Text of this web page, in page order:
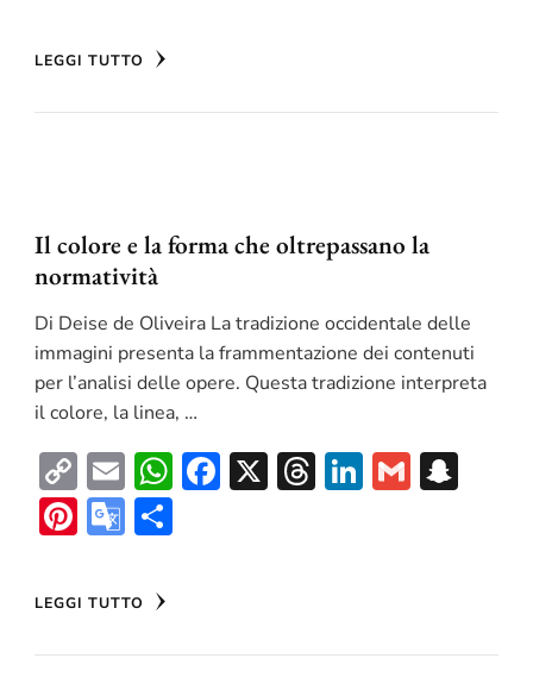
LEGGI TUTTO
Il colore e la forma che oltrepassano la
normatività
Di Deise de Oliveira La tradizione occidentale delle
immagini presenta la frammentazione dei contenuti
per l’analisi delle opere. Questa tradizione interpreta
il colore, la linea, …
Copy
Link
EmailWhatsApp
Facebook
X Threads
LinkedIn
Gmail
Pinterest
Google
LEGGI TUTTO